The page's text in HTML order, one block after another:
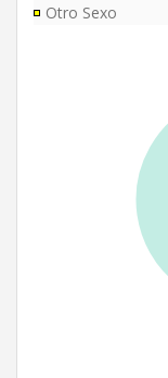
Otro Sexo